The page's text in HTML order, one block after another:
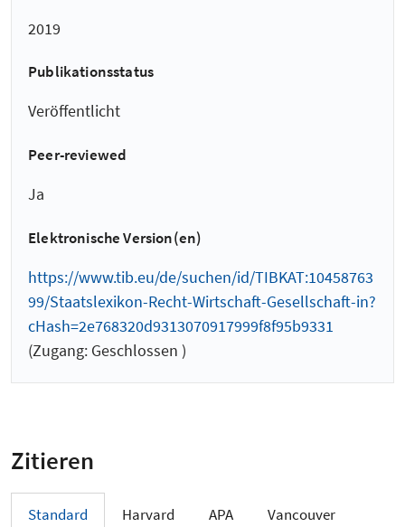
2019
Publikationsstatus
Veröffentlicht
Peer-reviewed
Ja
Elektronische Version(en)
https://www.tib.eu/de/suchen/id/TIBKAT:10458763
99/Staatslexikon-Recht-Wirtschaft-Gesellschaft-in?
cHash=2e768320d9313070917999f8f95b9331
(Zugang: Geschlossen )
Zitieren
Standard Harvard APA Vancouver